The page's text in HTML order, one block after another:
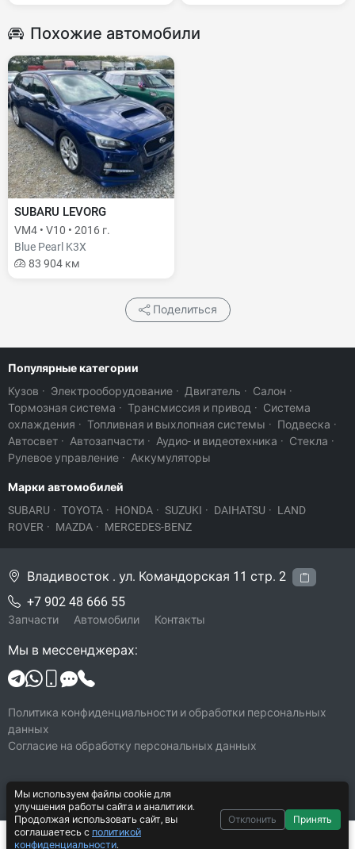
Похожие автомобили
SUBARU LEVORG
VM4 • V10 • 2016 г.
Blue Pearl K3X
83 904 км
2 000 ₽
Поделиться
Популярные категории
Кузов · Электрооборудование · Двигатель · Салон ·
Тормозная система · Трансмиссия и привод · Система
охлаждения · Топливная и выхлопная системы · Подвеска ·
Автосвет · Автозапчасти · Аудио- и видеотехника · Стекла ·
Рулевое управление · Аккумуляторы
Марки автомобилей
SUBARU · TOYOTA · HONDA · SUZUKI · DAIHATSU · LAND
ROVER · MAZDA · MERCEDES-BENZ
© 2026 Legacy-VL
Все права защищены
Система CarYard 2017–2026
Владивосток . ул. Командорская 11 стр. 2
+7 902 48 666 55
Запчасти Автомобили Контакты
Мы в мессенджерах:
Политика конфиденциальности и обработки персональных
данных
Согласие на обработку персональных данных
Мы используем файлы cookie для
улучшения работы сайта и аналитики.
Продолжая использовать сайт, вы
соглашаетесь с политикой
конфиденциальности.
Отклонить Принять